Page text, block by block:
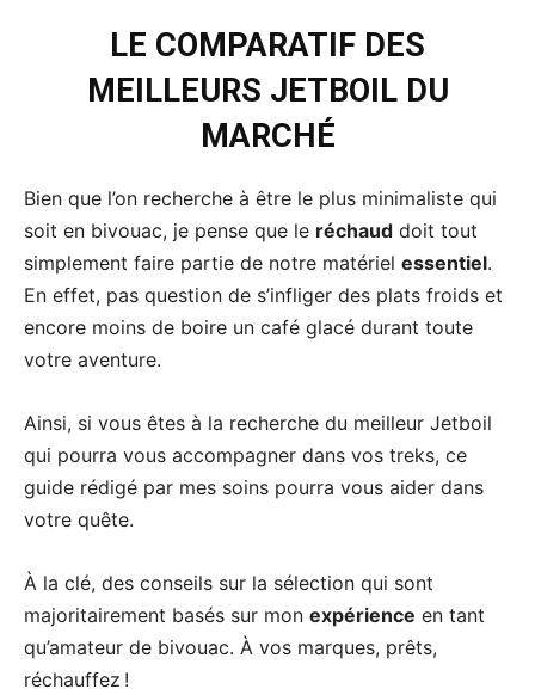
LE COMPARATIF DES
MEILLEURS JETBOIL DU
MARCHÉ
Bien que l’on recherche à être le plus minimaliste qui
soit en bivouac, je pense que le réchaud doit tout
simplement faire partie de notre matériel essentiel.
En effet, pas question de s’infliger des plats froids et
encore moins de boire un café glacé durant toute
votre aventure.
Ainsi, si vous êtes à la recherche du meilleur Jetboil
qui pourra vous accompagner dans vos treks, ce
guide rédigé par mes soins pourra vous aider dans
votre quête.
À la clé, des conseils sur la sélection qui sont
majoritairement basés sur mon expérience en tant
qu’amateur de bivouac. À vos marques, prêts,
réchauffez !